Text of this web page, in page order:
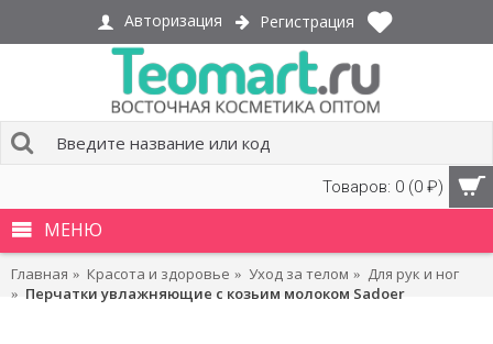
Авторизация Регистрация
Товаров: 0 (0 ₽)
МЕНЮ
Главная Красота и здоровье Уход за телом
Для рук и ног
Перчатки увлажняющие с козьим молоком Sadoer